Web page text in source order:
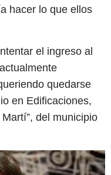
hacer lo que ellos
el ingreso al
quedarse
en Edificaciones,
del municipio